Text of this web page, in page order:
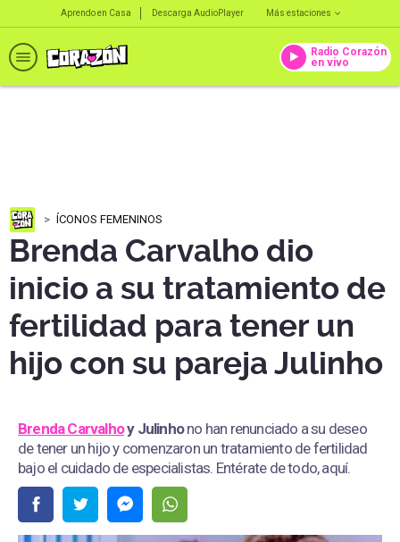
Aprendo en Casa Descarga AudioPlayer Más estaciones
Radio Corazón
en vivo
ÍCONOS FEMENINOS
Brenda Carvalho dio
inicio a su tratamiento de
fertilidad para tener un
hijo con su pareja Julinho
Brenda Carvalhoy Julinhono han renunciado a su deseo
de tener un hijo y comenzaron un tratamiento de fertilidad
bajo el cuidado de especialistas. Entérate de todo, aquí.